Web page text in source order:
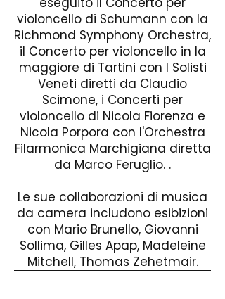
violoncello di Schumann con la
Richmond Symphony Orchestra,
il Concerto per violoncello in la
maggiore di Tartini con I Solisti
Veneti diretti da Claudio
Scimone, i Concerti per
violoncello di Nicola Fiorenza e
Nicola Porpora con l'Orchestra
Filarmonica Marchigiana diretta
da Marco Feruglio. .
Le sue collaborazioni di musica
da camera includono esibizioni
con Mario Brunello, Giovanni
Sollima, Gilles Apap, Madeleine
Mitchell, Thomas Zehetmair.